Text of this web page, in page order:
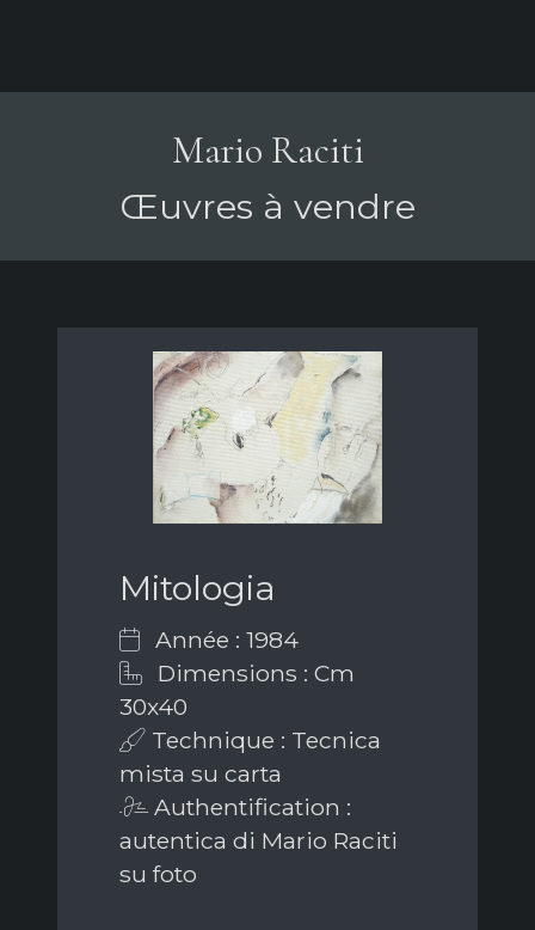
Mario Raciti
Œuvres à vendre
Mitologia
Année : 1984
Dimensions : Cm
30x40
Technique : Tecnica
mista su carta
Authentification :
autentica di Mario Raciti
su foto